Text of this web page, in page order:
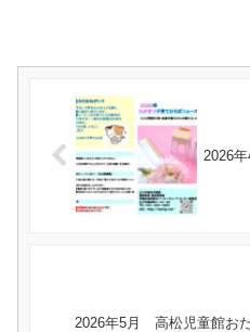
2026
2026年5月 高松児童館お